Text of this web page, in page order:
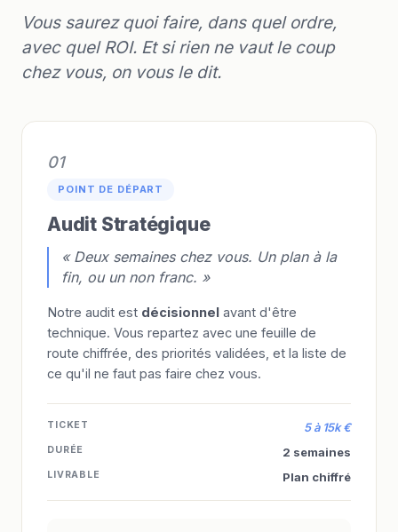
Vous saurez quoi faire, dans quel ordre,
avec quel ROI. Et si rien ne vaut le coup
chez vous, on vous le dit.
01
POINT DE DÉPART
Audit Stratégique
« Deux semaines chez vous. Un plan à la
fin, ou un non franc. »
Notre audit est décisionnel avant d'être
technique. Vous repartez avec une feuille de
route chiffrée, des priorités validées, et la liste de
ce qu'il ne faut pas faire chez vous.
TICKET 5 à 15k €
DURÉE 2 semaines
LIVRABLE Plan chiffré